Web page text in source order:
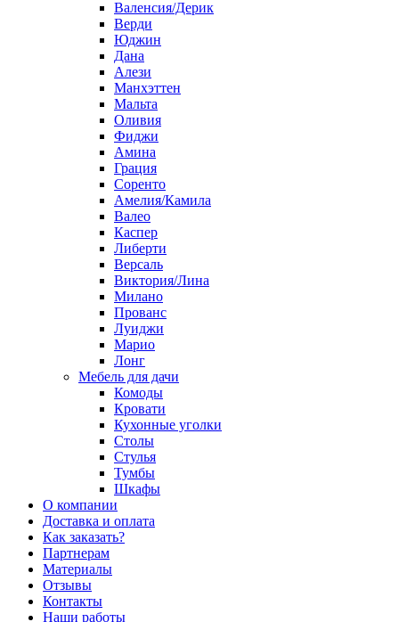
Валенсия/Дерик
Верди
Юджин
Дана
Алези
Манхэттен
Мальта
Оливия
Фиджи
Амина
Грация
Соренто
Амелия/Камила
Валео
Каспер
Либерти
Версаль
Виктория/Лина
Милано
Прованс
Луиджи
Марио
Лонг
Мебель для дачи
Комоды
Кровати
Кухонные уголки
Столы
Стулья
Тумбы
Шкафы
О компании
Доставка и оплата
Как заказать?
Партнерам
Материалы
Отзывы
Контакты
Наши работы